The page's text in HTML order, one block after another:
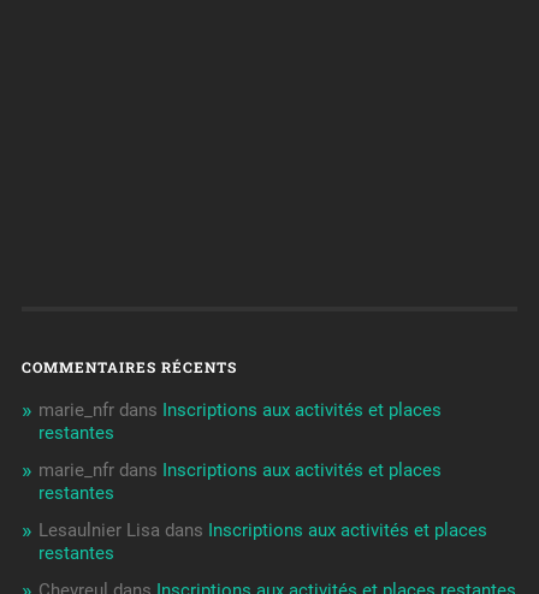
COMMENTAIRES RÉCENTS
marie_nfrdans Inscriptions aux activités et places
restantes
marie_nfrdans Inscriptions aux activités et places
restantes
Lesaulnier Lisa dans Inscriptions aux activités et places
restantes